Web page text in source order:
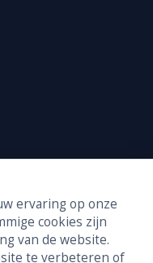
ervaring op onze
cookies zijn
van de website.
te verbeteren of